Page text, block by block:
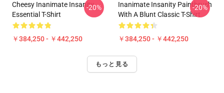
Cheesy Inanimate Insanity
Essential T-Shirt
￥384,250 - ￥442,250
-20%
Inanimate Insanity Paintbrush
With A Blunt Classic T-Shirt
￥384,250 - ￥442,250
-20%
もっと見る